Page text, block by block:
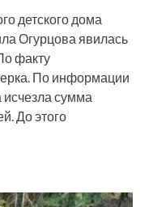
детского дома
Огурцова явилась
факту
По информации
исчезла сумма
До этого